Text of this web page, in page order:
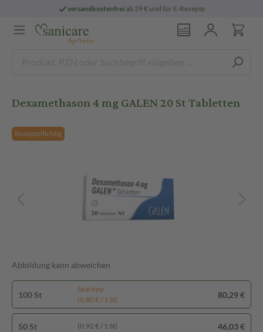
versandkostenfreiab 29 € und für E-Rezepte
Dexamethason 4 mg GALEN 20 St Tabletten
Rezeptpflichtig
Abbildung kann abweichen
100 St
Spartipp
(0,80 € / 1 St)
80,29 €
50 St (0,92 € / 1 St) 46,03 €